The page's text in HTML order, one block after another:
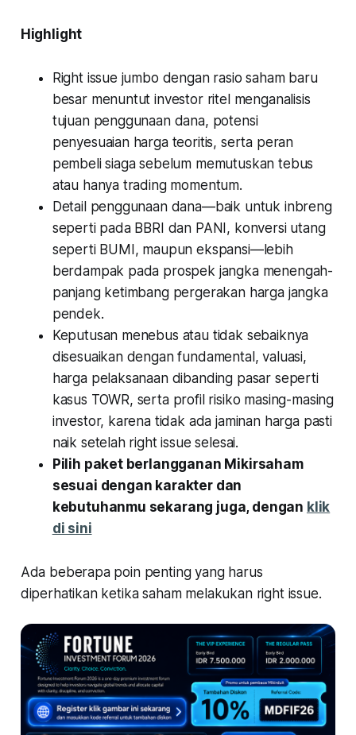
Highlight
Right issue jumbo dengan rasio saham baru
besar menuntut investor ritel menganalisis
tujuan penggunaan dana, potensi
penyesuaian harga teoritis, serta peran
pembeli siaga sebelum memutuskan tebus
atau hanya trading momentum.
Detail penggunaan dana—baik untuk inbreng
seperti pada BBRI dan PANI, konversi utang
seperti BUMI, maupun ekspansi—lebih
berdampak pada prospek jangka menengah-
panjang ketimbang pergerakan harga jangka
pendek.
Keputusan menebus atau tidak sebaiknya
disesuaikan dengan fundamental, valuasi,
harga pelaksanaan dibanding pasar seperti
kasus TOWR, serta profil risiko masing-masing
investor, karena tidak ada jaminan harga pasti
naik setelah right issue selesai.
Pilih paket berlangganan Mikirsaham
sesuai dengan karakter dan
kebutuhanmu sekarang juga, dengan klik
di sini
Ada beberapa poin penting yang harus
diperhatikan ketika saham melakukan right issue.